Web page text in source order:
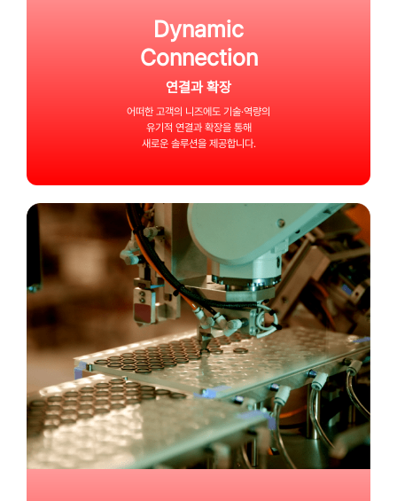
Dynamic
Connection
연결과 확장
어떠한 고객의 니즈에도 기술·역량의
유기적 연결과 확장을 통해
새로운 솔루션을 제공합니다.